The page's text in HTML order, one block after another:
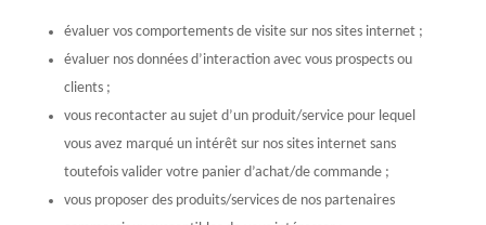
évaluer vos comportements de visite sur nos sites internet ;
évaluer nos données d’interaction avec vous prospects ou
clients ;
vous recontacter au sujet d’un produit/service pour lequel
vous avez marqué un intérêt sur nos sites internet sans
toutefois valider votre panier d’achat/de commande ;
vous proposer des produits/services de nos partenaires